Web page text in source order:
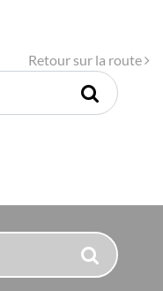
Retour sur la route